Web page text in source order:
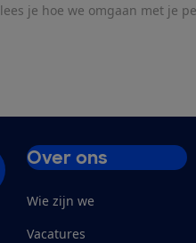
lees je hoe we omgaan met je
Over ons
Wie zijn we
Vacatures